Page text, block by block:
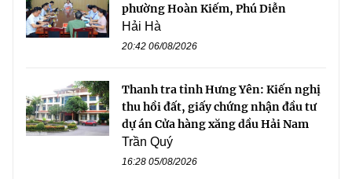
phường Hoàn Kiếm, Phú Diễn
Hải Hà
20:42 06/08/2026
Thanh tra tỉnh Hưng Yên: Kiến nghị
thu hồi đất, giấy chứng nhận đầu tư
dự án Cửa hàng xăng dầu Hải Nam
Trần Quý
16:28 05/08/2026